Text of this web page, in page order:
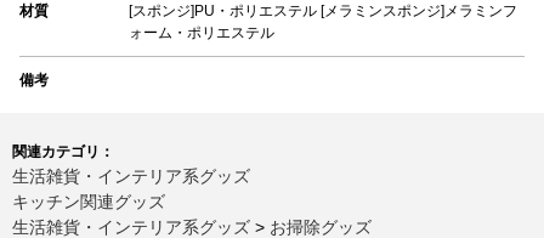
材質
[スポンジ]PU・ポリエステル [メラミンスポンジ]メラミンフ
ォーム・ポリエステル
備考
関連カテゴリ：
生活雑貨・インテリア系グッズ
キッチン関連グッズ
生活雑貨・インテリア系グッズ > お掃除グッズ